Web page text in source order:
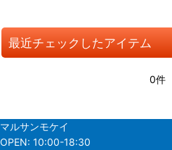
並び順:
絞り込む
最近チェックしたアイテム
0件
マルサンモケイ
OPEN: 10:00-18:30